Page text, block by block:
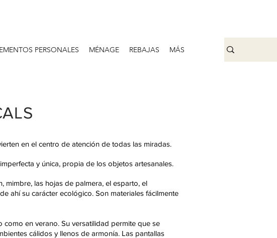
PERSONALES MÉNAGE REBAJAS MÁS
en el centro de atención de todas las miradas.
y única, propia de los objetos artesanales.
mimbre, las hojas de palmera, el esparto, el
ahí su carácter ecológico. Son materiales fácilmente
en verano. Su versatilidad permite que se
cálidos y llenos de armonía. Las pantallas